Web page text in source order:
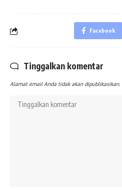
Facebook
Tinggalkan komentar
Alamat email Anda tidak akan dipublikasikan.